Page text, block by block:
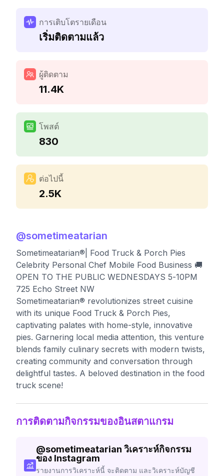
การเติบโตรายเดือน
เริ่มติดตามแล้ว
ผู้ติดตาม
11.4K
โพสต์
830
ต่อไปนี้
2.5K
@sometimeatarian
Sometimeatarian®| Food Truck & Porch Pies
Celebrity Personal Chef Mobile Food Business 🚚
OPEN TO THE PUBLIC WEDNESDAYS 5-10PM
725 Echo Street NW
Sometimeatarian® revolutionizes street cuisine
with its unique Food Truck & Porch Pies,
captivating palates with home-style, innovative
pies. Garnering local media attention, this venture
blends family culinary secrets with modern twists,
creating community and conversation through
delightful tastes. A beloved destination in the food
truck scene!
การติดตามกิจกรรมของอินสตาแกรม
@sometimeatarian วิเคราะห์กิจกรรม
ของ Instagram
รายงานการวิเคราะห์นี้ จะติดตาม และวิเคราะห์บัญชี